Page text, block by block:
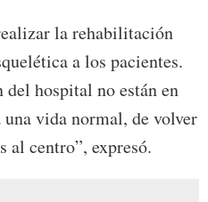
la rehabilitación
a los pacientes.
del hospital no están en
vida normal, de volver
al centro”, expresó.